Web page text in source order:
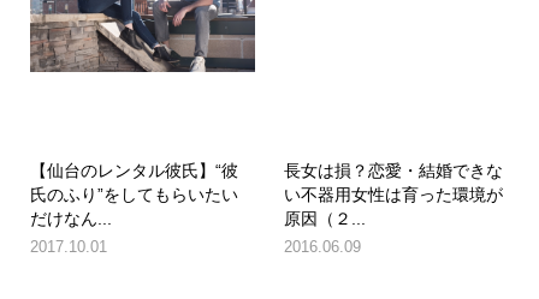
【仙台のレンタル彼氏】“彼
氏のふり”をしてもらいたい
だけなん...
2017.10.01
長女は損？恋愛・結婚できな
い不器用女性は育った環境が
原因（２...
2016.06.09